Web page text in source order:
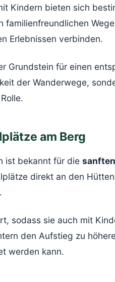
Kindern bieten sich
Erlebnissen verbinden.
Grundstein für einen
der Wanderwege,
am Berg
ist bekannt für die
direkt an den
sodass sie auch mit
den Aufstieg zu
werden kann.